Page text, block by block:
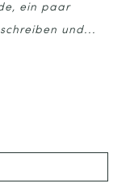
ein paar
und...